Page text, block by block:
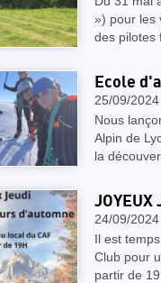
») pour les
des pilotes
Ecole
25/09/2024
Nous
Alpin de
la
JOYEUX
24/09/2024
Il est
Club pour
partir de